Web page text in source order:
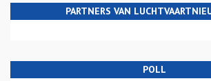
PARTNERS VAN
POLL